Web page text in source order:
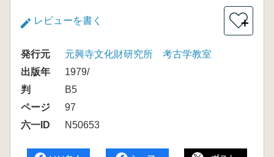
レビューを書く ＋
発行元
元興寺文化財研究所 考古学教室
出版年
1979/
判
B5
ページ
97
六一ID
N50653